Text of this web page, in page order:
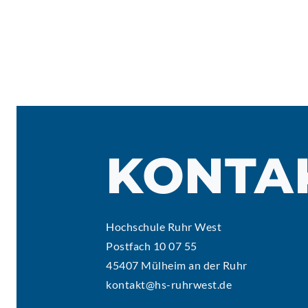
Hochschule Ruhr West
Postfach 10 07 55
45407 Mülheim an der Ruhr
kontakt@hs-ruhrwest.de